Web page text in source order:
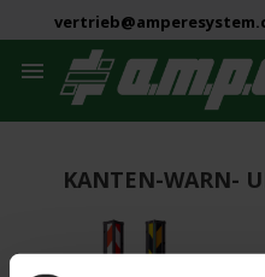

KANTEN-WARN-